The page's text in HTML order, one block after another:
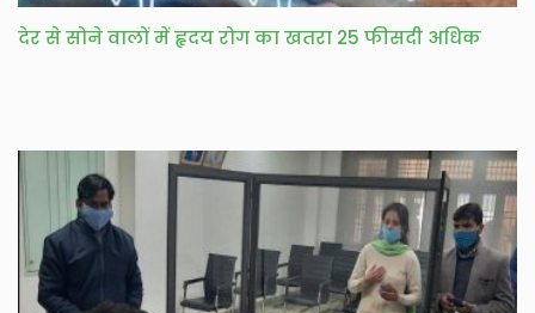
देर से सोने वालों में हृदय रोग का खतरा 25 फीसदी अधिक